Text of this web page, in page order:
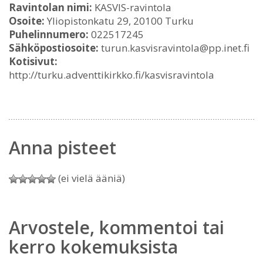
Ravintolan nimi: KASVIS-ravintola
Osoite: Yliopistonkatu 29, 20100 Turku
Puhelinnumero: 022517245
Sähköpostiosoite: turun.kasvisravintola@pp.inet.fi
Kotisivut:
http://turku.adventtikirkko.fi/kasvisravintola
Anna pisteet
(ei vielä ääniä)
Arvostele, kommentoi tai
kerro kokemuksista